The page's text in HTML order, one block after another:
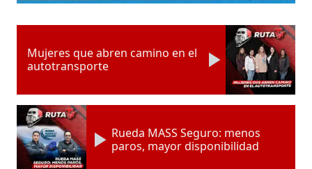
Mujeres que abren camino en el
autotransporte
Rueda MASS Seguro: menos
paros, mayor disponibilidad